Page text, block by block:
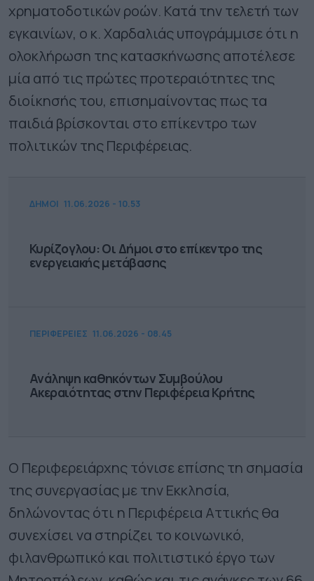
χρηματοδοτικών ροών. Κατά την τελετή των
εγκαινίων, ο κ. Χαρδαλιάς υπογράμμισε ότι η
ολοκλήρωση της κατασκήνωσης αποτέλεσε
μία από τις πρώτες προτεραιότητες της
διοίκησής του, επισημαίνοντας πως τα
παιδιά βρίσκονται στο επίκεντρο των
πολιτικών της Περιφέρειας.
ΔΗΜΟΙ 11.06.2026 - 10.53
Κυρίζογλου: Οι Δήμοι στο επίκεντρο της
ενεργειακής μετάβασης
ΠΕΡΙΦΕΡΕΙΕΣ 11.06.2026 - 08.45
Ανάληψη καθηκόντων Συμβούλου
Ακεραιότητας στην Περιφέρεια Κρήτης
Ο Περιφερειάρχης τόνισε επίσης τη σημασία
της συνεργασίας με την Εκκλησία,
δηλώνοντας ότι η Περιφέρεια Αττικής θα
συνεχίσει να στηρίζει το κοινωνικό,
φιλανθρωπικό και πολιτιστικό έργο των